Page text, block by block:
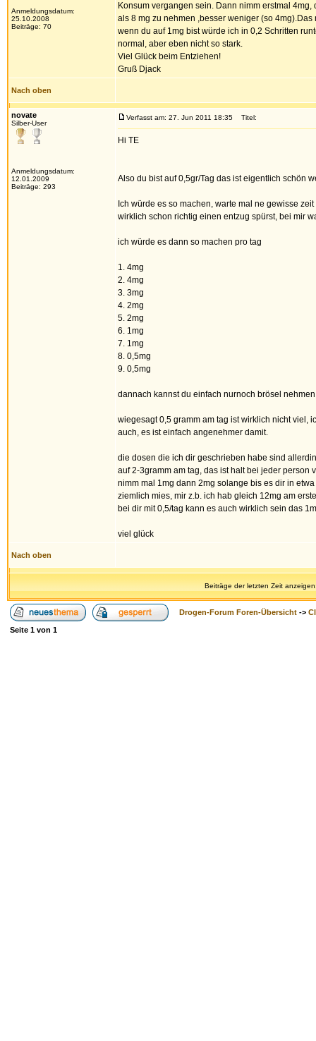
Anmeldungsdatum:
25.10.2008
Beiträge: 70
Konsum vergangen sein. Dann nimm erstmal
als 8 mg zu nehmen ,besser weniger (so
wenn du auf 1mg bist würde ich in 0,2 Schritten
normal, aber eben nicht so stark.
Viel Glück beim Entziehen!
Gruß Djack
Nach oben
novate
Silber-User
Anmeldungsdatum:
12.01.2009
Beiträge: 293
Verfasst am: 27. Jun 2011 18:35 Titel:
Hi TE
Also du bist auf 0,5gr/Tag das ist eigentlich schön
Ich würde es so machen, warte mal ne gewisse
wirklich schon richtig einen entzug spürst, bei mir
ich würde es dann so machen pro tag
1. 4mg
2. 4mg
3. 3mg
4. 2mg
5. 2mg
6. 1mg
7. 1mg
8. 0,5mg
9. 0,5mg
dannach kannst du einfach nurnoch brösel
wiegesagt 0,5 gramm am tag ist wirklich nicht viel,
auch, es ist einfach angenehmer damit.
die dosen die ich dir geschrieben habe sind
auf 2-3gramm am tag, das ist halt bei jeder
nimm mal 1mg dann 2mg solange bis es dir in
ziemlich mies, mir z.b. ich hab gleich 12mg am
bei dir mit 0,5/tag kann es auch wirklich sein das
viel glück
Nach oben
Beiträge der letzten Zeit
Drogen-Forum Foren-Übersicht ->
Seite 1 von 1